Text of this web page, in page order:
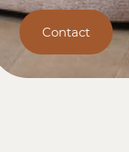
Contact